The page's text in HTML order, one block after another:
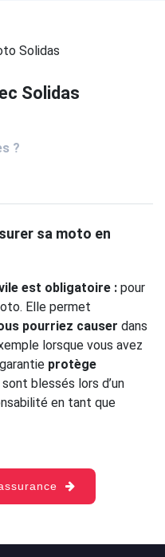
Solidas
?
sa moto en
est obligatoire : pour
Elle permet
pourriez causer dans
lorsque vous avez
protège
sont blessés lors d’un
en tant que